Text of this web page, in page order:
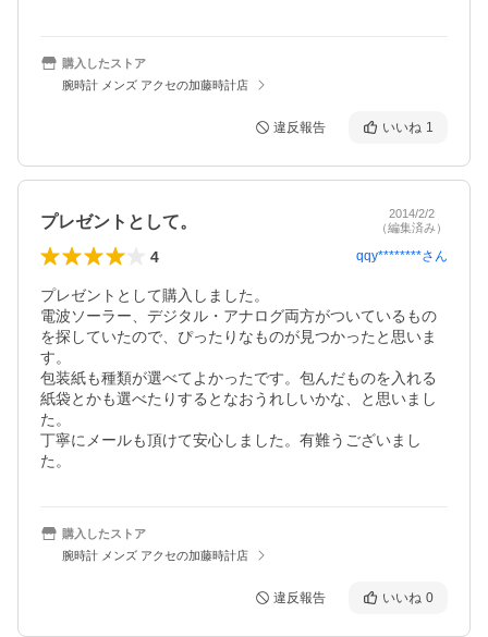
購入したストア
腕時計 メンズ アクセの加藤時計店
違反報告 いいね 1
プレゼントとして。
2014/2/2
（編集済み）
4 qqy********さん
プレゼントとして購入しました。
電波ソーラー、デジタル・アナログ両方がついているもの
を探していたので、ぴったりなものが見つかったと思いま
す。
包装紙も種類が選べてよかったです。包んだものを入れる
紙袋とかも選べたりするとなおうれしいかな、と思いまし
た。
丁寧にメールも頂けて安心しました。有難うございまし
た。
購入したストア
腕時計 メンズ アクセの加藤時計店
違反報告 いいね 0